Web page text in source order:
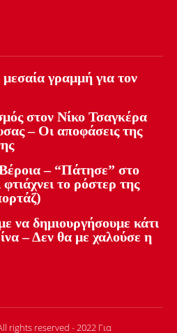
γραμμή για τον
στον Νίκο Τσαγκέρα
– Οι αποφάσεις της
– “Πάτησε” στο
το ρόστερ της
να δημιουργήσουμε κάτι
– Δεν θα με χαλούσε η
rights reserved - 2022 Για